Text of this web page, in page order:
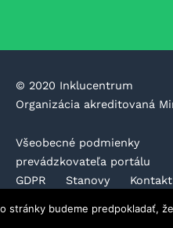
©️ 2020 Inklucentrum
Organizácia akreditovaná
Všeobecné podmienky
prevádzkovateľa portálu
GDPR
Stanovy
Kontakt
stránky budeme predpokladať,